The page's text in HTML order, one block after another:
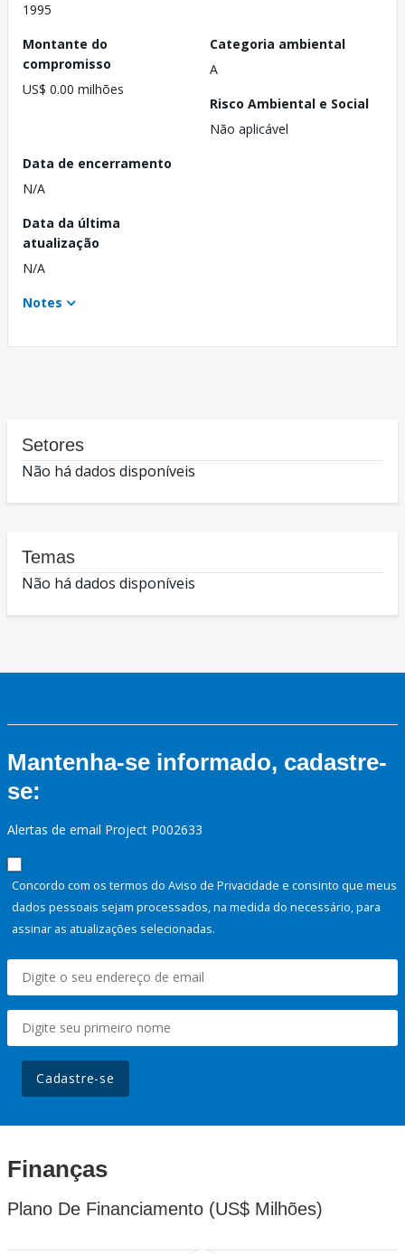
1995
Montante do
compromisso
US$ 0.00 milhões
Categoria ambiental
A
Risco Ambiental e Social
Não aplicável
Data de encerramento
N/A
Data da última
atualização
N/A
Notes
Setores
Não há dados disponíveis
Temas
Não há dados disponíveis
Mantenha-se informado, cadastre-
se:
Alertas de email Project P002633
Concordo com os termos do Aviso de Privacidade e consinto que meus
dados pessoais sejam processados, na medida do necessário, para
assinar as atualizações selecionadas.
Cadastre-se
Finanças
Plano De Financiamento (US$ Milhões)